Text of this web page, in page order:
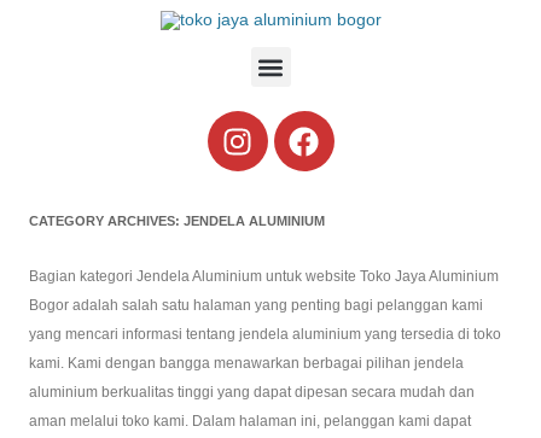
CATEGORY ARCHIVES: JENDELA ALUMINIUM
Bagian kategori Jendela Aluminium untuk website Toko Jaya Aluminium
Bogor adalah salah satu halaman yang penting bagi pelanggan kami
yang mencari informasi tentang jendela aluminium yang tersedia di toko
kami. Kami dengan bangga menawarkan berbagai pilihan jendela
aluminium berkualitas tinggi yang dapat dipesan secara mudah dan
aman melalui toko kami. Dalam halaman ini, pelanggan kami dapat